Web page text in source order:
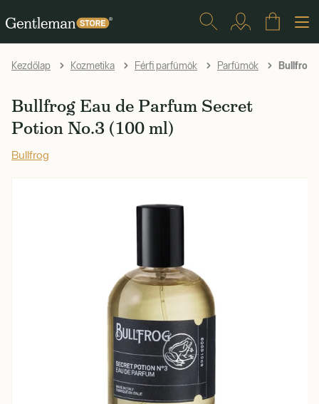
Kezdőlap Kozmetika Férfi parfümök Parfümök Bullfrog
Bullfrog Eau de Parfum Secret
Potion No.3 (100 ml)
Bullfrog